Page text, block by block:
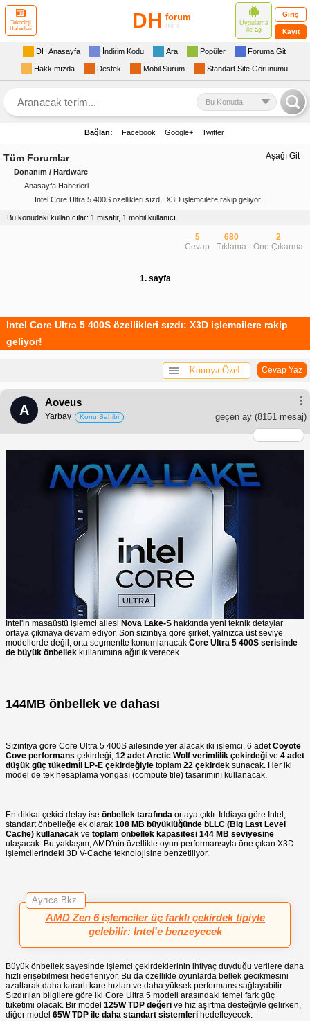
Teknoloji
Haberleri
DH forum
mini
Uygulama
ile aç
Giriş
Kayıt
DH Anasayfa İndirim Kodu Ara Popüler Foruma Git
Hakkımızda Destek Mobil Sürüm Standart Site Görünümü
Bu Konuda
Bağlan: Facebook Google+ Twitter
Aşağı Git
Tüm Forumlar
Donanım / Hardware
Anasayfa Haberleri
Intel Core Ultra 5 400S özellikleri sızdı: X3D işlemcilere rakip geliyor!
Bu konudaki kullanıcılar: 1 misafir, 1 mobil kullanıcı
5
Cevap
680
Tıklama
2
Öne Çıkarma
1. sayfa
Intel Core Ultra 5 400S özellikleri sızdı: X3D işlemcilere rakip
geliyor!
Cevap Yaz
Konuya Özel
A
Aoveus
geçen ay (8151 mesaj)
Yarbay Konu Sahibi
Intel'in masaüstü işlemci ailesi Nova Lake-S hakkında yeni teknik detaylar
ortaya çıkmaya devam ediyor. Son sızıntıya göre şirket, yalnızca üst seviye
modellerde değil, orta segmentte konumlanacak Core Ultra 5 400S serisinde
de büyük önbellek kullanımına ağırlık verecek.
144MB önbellek ve dahası
Sızıntıya göre Core Ultra 5 400S ailesinde yer alacak iki işlemci, 6 adetCoyote
Cove performans çekirdeği, 12 adet Arctic Wolf verimlilik çekirdeği ve 4 adet
düşük güç tüketimli LP-E çekirdeğiyle toplam 22 çekirdek sunacak. Her iki
model de tek hesaplama yongası (compute tile) tasarımını kullanacak.
En dikkat çekici detay ise önbellek tarafında ortaya çıktı. İddiaya göre Intel,
standart önbelleğe ek olarak 108 MB büyüklüğünde bLLC (Big Last Level
Cache) kullanacak ve toplam önbellek kapasitesi 144 MB seviyesine
ulaşacak. Bu yaklaşım, AMD'nin özellikle oyun performansıyla öne çıkan X3D
işlemcilerindeki 3D V-Cache teknolojisine benzetiliyor.
Ayrıca Bkz.
AMD Zen 6 işlemciler üç farklı çekirdek tipiyle
gelebilir: Intel'e benzeyecek
Büyük önbellek sayesinde işlemci çekirdeklerinin ihtiyaç duyduğu verilere daha
hızlı erişebilmesi hedefleniyor. Bu da özellikle oyunlarda bellek gecikmesini
azaltarak daha kararlı kare hızları ve daha yüksek performans sağlayabilir.
Sızdırılan bilgilere göre iki Core Ultra 5 modeli arasındaki temel fark güç
tüketimi olacak. Bir model 125W TDP değeri ve hız aşırtma desteğiyle gelirken,
diğer model 65W TDP ile daha standart sistemleri hedefleyecek.